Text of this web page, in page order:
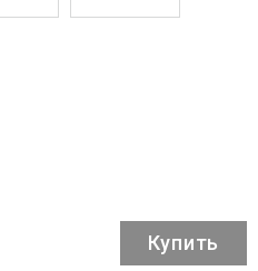
Купить